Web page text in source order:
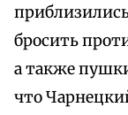
бросить
а также
что